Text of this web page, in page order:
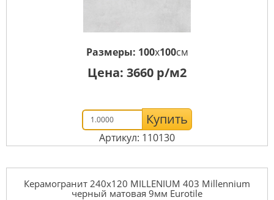
Размеры: 100x100см
Цена: 3660 р/м2
Купить
Артикул: 110130
Керамогранит 240x120 MILLENIUM 403 Millennium
черный матовая 9мм Eurotile